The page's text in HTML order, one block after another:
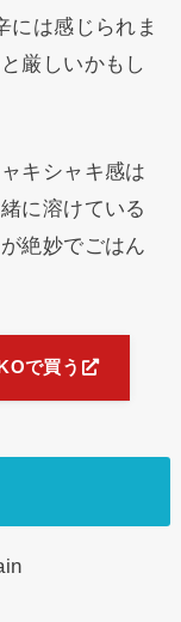
には感じられま
厳しいかもし
キシャキ感は
に溶けている
絶妙でごはん
で買う